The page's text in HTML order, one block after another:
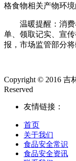
格食物相关产物环境
温暖提醒：消费
单、领取记实、宣
报，市场监管部分将
Copyright © 2016 吉
Reserved
友情链接：
首页
关于我们
食品安全常识
食品安全资讯